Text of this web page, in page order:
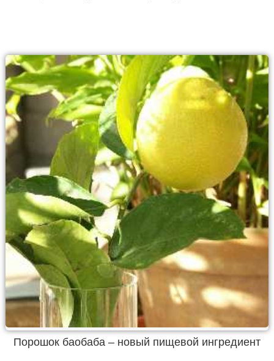
Порошок баобаба – новый пищевой ингредиент